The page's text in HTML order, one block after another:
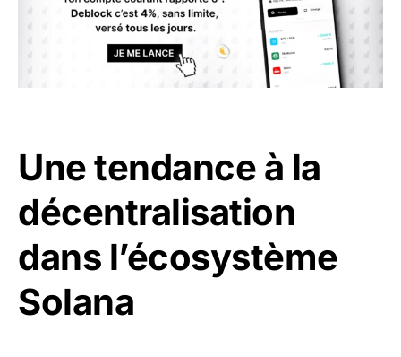
Une tendance à la
décentralisation
dans l’écosystème
Solana